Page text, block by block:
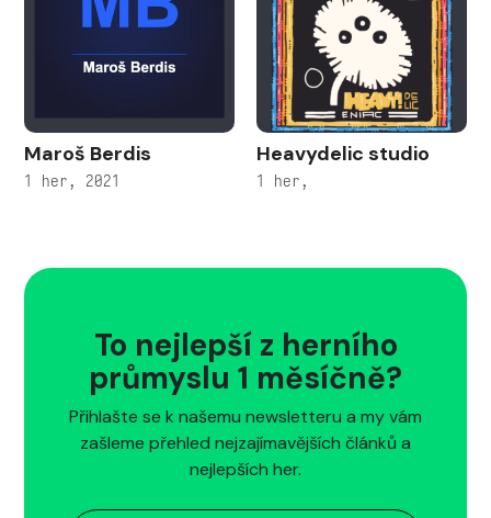
Maroš Berdis
1 her, 2021
Heavydelic studio
1 her,
To nejlepší z herního
průmyslu 1 měsíčně?
Přihlašte se k našemu newsletteru a my vám
zašleme přehled nejzajímavějších článků a
nejlepších her.